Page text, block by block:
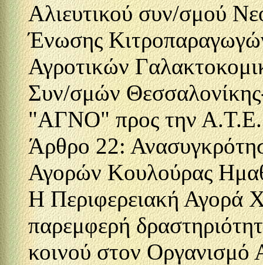
Αλιευτικού συν/σμού
Ένωσης
Αγροτικών
Συν/σμών
"ΑΓΝΟ" προς την
Άρθρο 22:
Αγορών Κουλούρας
Η Περιφερειακή Αγορά
παρεμφερή
κοινού στον Οργανισμό